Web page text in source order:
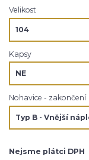
Velikost
Kapsy
Nohavice - zakončení
Nejsme plátci DPH